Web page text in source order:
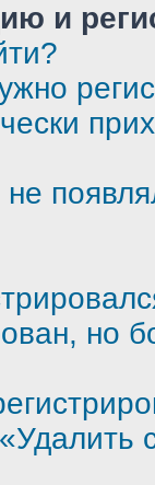
и
но